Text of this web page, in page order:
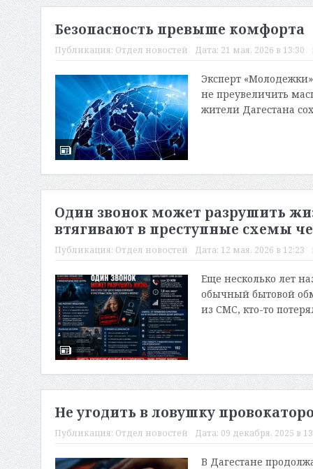
Безопасность превыше комфорта
Публикация: Отдел новостей Дата: 21 мая, 2026 в 13:30
Эксперт
не преувеличить
жители Дагестана
Один звонок может разрушить
втягивают в преступные схемы
Публикация: Отдел новостей Дата: 12 мая, 2026 в 12:23
Еще несколько лет
обычный бытовой
из СМС, кто-то
Не угодить в ловушку
Публикация: Отдел новостей Дата: 09 декабря, 2025 в
В Дагестане